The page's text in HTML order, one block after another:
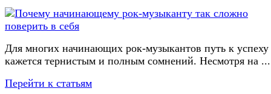
Для многих начинающих рок-музыкантов путь к успеху
кажется тернистым и полным сомнений. Несмотря на ...
Перейти к статьям